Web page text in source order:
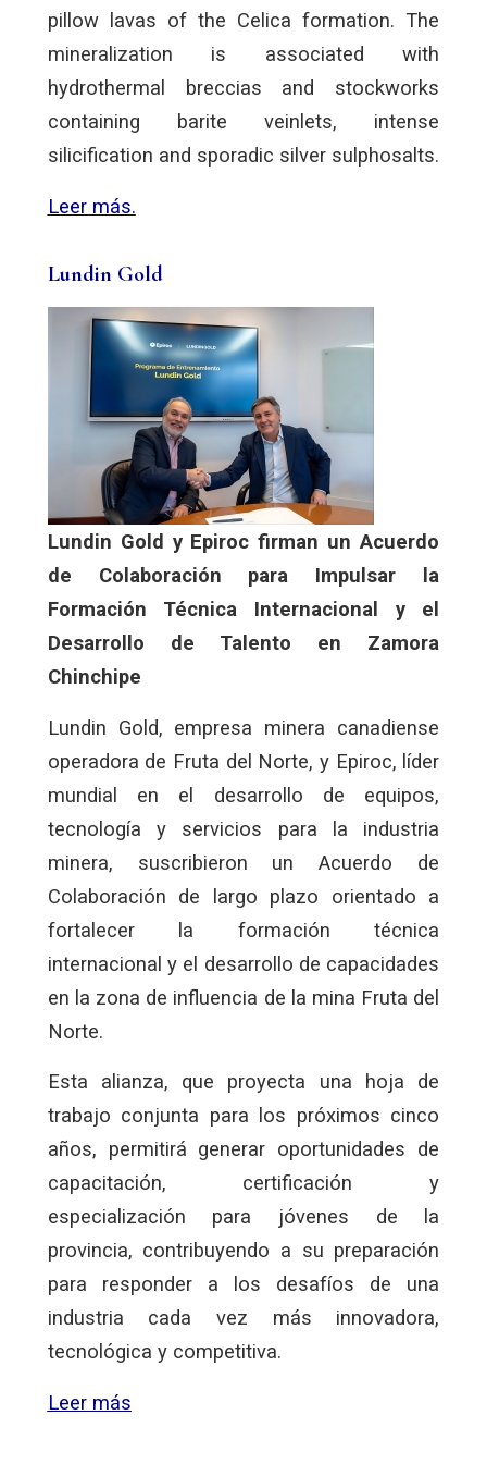
pillow lavas of the Celica formation. The
mineralization is associated with
hydrothermal breccias and stockworks
containing barite veinlets, intense
silicification and sporadic silver sulphosalts.
Leer más.
Lundin Gold
Lundin Gold y Epiroc firman un Acuerdo
de Colaboración para Impulsar la
Formación Técnica Internacional y el
Desarrollo de Talento en Zamora
Chinchipe
Lundin Gold, empresa minera canadiense
operadora de Fruta del Norte, y Epiroc, líder
mundial en el desarrollo de equipos,
tecnología y servicios para la industria
minera, suscribieron un Acuerdo de
Colaboración de largo plazo orientado a
fortalecer la formación técnica
internacional y el desarrollo de capacidades
en la zona de influencia de la mina Fruta del
Norte.
Esta alianza, que proyecta una hoja de
trabajo conjunta para los próximos cinco
años, permitirá generar oportunidades de
capacitación, certificación y
especialización para jóvenes de la
provincia, contribuyendo a su preparación
para responder a los desafíos de una
industria cada vez más innovadora,
tecnológica y competitiva.
Leer más